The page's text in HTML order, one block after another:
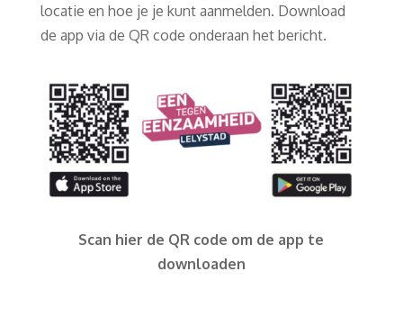
locatie en hoe je je kunt aanmelden. Download
de app via de QR code onderaan het bericht.
Scan hier de QR code om de app te
downloaden